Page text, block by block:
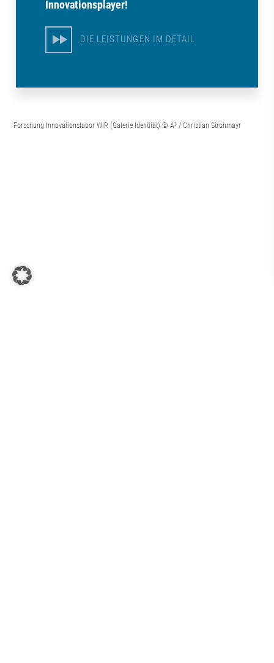
Innovationsplayer!
DIE LEISTUNGEN IM DETAIL